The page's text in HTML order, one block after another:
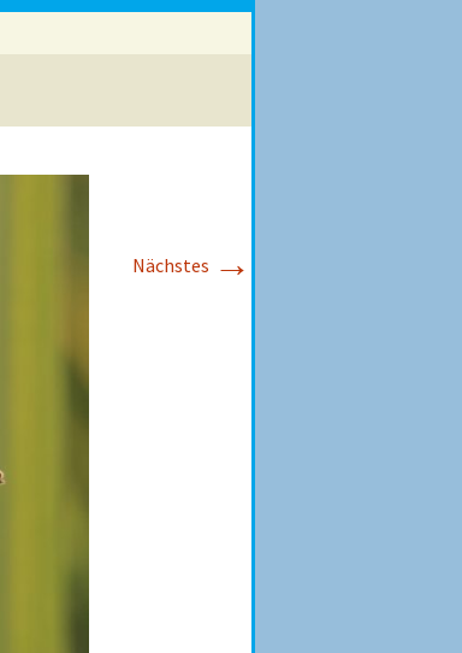
Nächstes →